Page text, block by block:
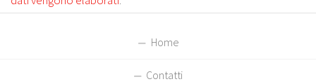
Home
Contatti